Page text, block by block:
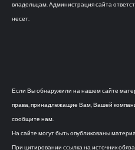
владельцам. Администрация сайта
несет.
Если Вы обнаружили на нашем сайте
права, принадлежащие Вам, Вашей
сообщите нам.
На сайте могут быть опубликованы
При цитировании ссылка на источник